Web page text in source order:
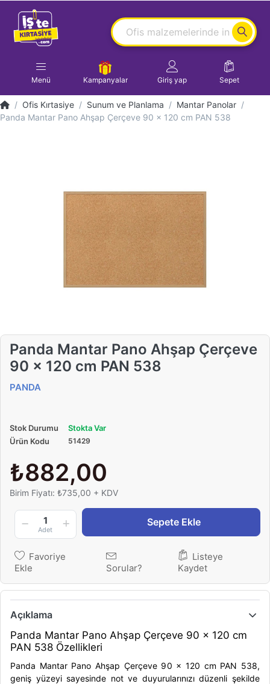
Menü Kampanyalar Giriş yap Sepet
Ofis Kırtasiye Sunum ve Planlama
Mantar Panolar
Panda Mantar Pano Ahşap Çerçeve 90 x 120 cm PAN 538
Panda Mantar Pano Ahşap Çerçeve
90 x 120 cm PAN 538
PANDA
Stok Durumu
Stokta Var
Ürün Kodu
51429
₺882,00
Birim Fiyatı: ₺735,00 + KDV
1
Adet
Sepete Ekle
Favoriye
Ekle
Sorular?
Listeye
Kaydet
Açıklama
Panda Mantar Pano Ahşap Çerçeve 90 x 120 cm
PAN 538 Özellikleri
Panda Mantar Pano Ahşap Çerçeve 90 x 120 cm PAN 538,
geniş yüzeyi sayesinde not ve duyurularınızı düzenli şekilde